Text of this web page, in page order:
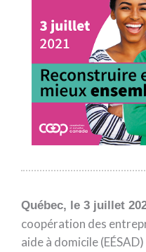
Québec, le 3 juillet
coopération des
aide à domicile